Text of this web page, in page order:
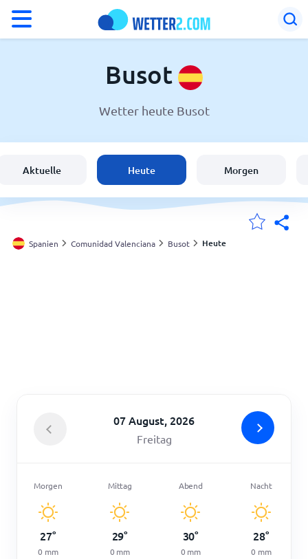
Schweiz
Deutschland
Busot
Wetter heute Busot
Aktuelle Heute Morgen
Spanien Comunidad Valenciana Busot Heute
07 August, 2026
Freitag
Morgen
27°
0 mm
Mittag
29°
0 mm
Abend
30°
0 mm
Nacht
28°
0 mm